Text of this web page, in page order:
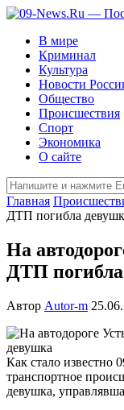
В мире
Криминал
Культура
Новости
Общество
Происшествия
Спорт
Экономика
О сайте
Главная
ДТП погибла
На
ДТП
Автор Autor-m
Как стало известно
транспортное
девушка,